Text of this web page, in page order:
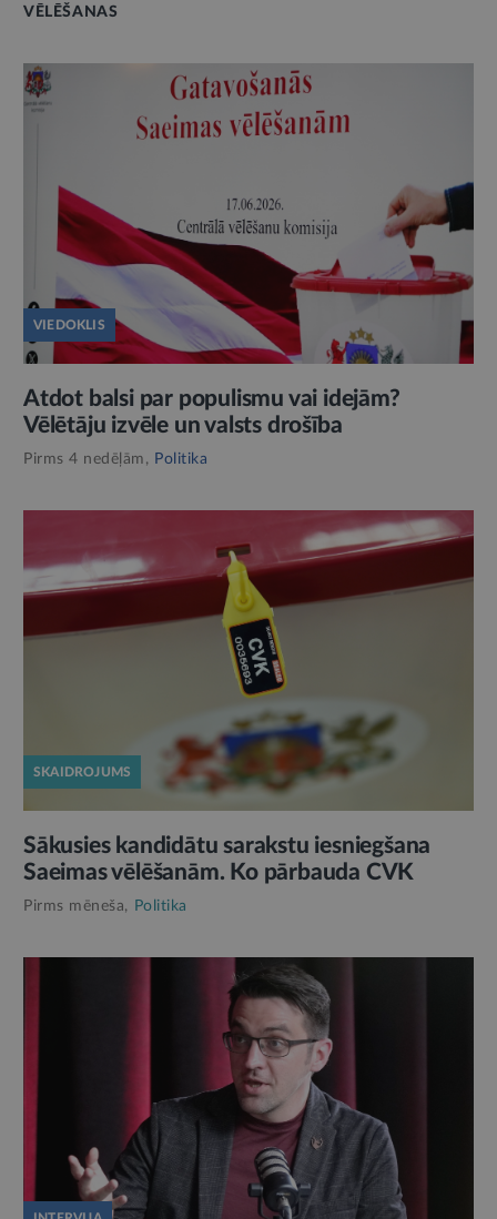
VĒLĒŠANAS
VIEDOKLIS
Atdot balsi par populismu vai idejām?
Vēlētāju izvēle un valsts drošība
Pirms 4 nedēļām, Politika
SKAIDROJUMS
Sākusies kandidātu sarakstu iesniegšana
Saeimas vēlēšanām. Ko pārbauda CVK
Pirms mēneša, Politika